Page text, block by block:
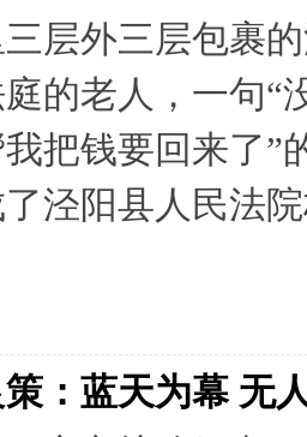
层外三层包裹
的老人，一句“
我把钱要回来了
泾阳县人民法
：蓝天为幕 无